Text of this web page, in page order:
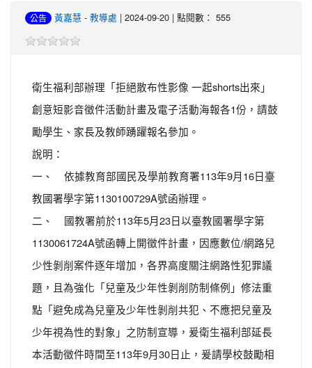
公告 黃嘉慧 - 教導處 | 2024-09-20 | 點閱數： 555
衛生福利部辦理「拒絕散布性影像 一起shorts出來」
創意短影音徵件活動計畫及電子活動海報各1份，請鼓
勵學生、家長及教師踴躍報名參加。
說明：
一、 依據教育部國民及學前教育署113年9月16日臺
教國署學字第1130100729A號函辦理。
二、 國教署前於113年5月23日以臺教國署學字第
1130061724A號函轉上開徵件計畫，因應數位/網路兒
少性剝削案件逐年增加，各界高度關注網路性犯罪議
題，且為強化「兒童及少年性剝削防制條例」修法重
點「避免成為兒童及少年性剝削共犯、不應把兒童及
少年視為性的對象」之防制宣導，爰衛生福利部延長
本活動徵件時間至113年9月30日止，爰請學校鼓勵相